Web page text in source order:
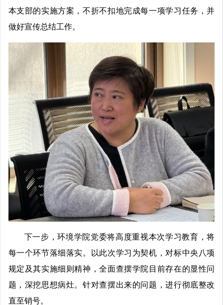
本支部的实施方案，不折不扣地完成每一项学习任务，并
做好宣传总结工作。
下一步，环境学院党委将高度重视本次学习教育，将
每一个环节落细落实。以此次学习为契机，对标中央八项
规定及其实施细则精神，全面查摆学院目前存在的显性问
题，深挖思想病灶。针对查摆出来的问题，进行彻底整改
直至销号。